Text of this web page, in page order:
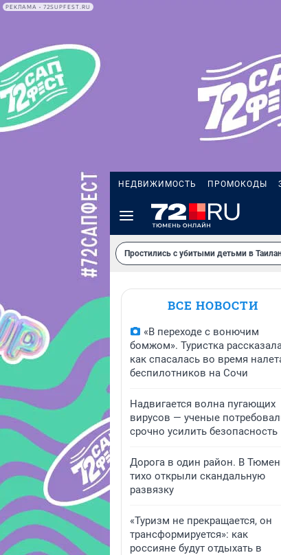
РЕКЛАМА • 72SUPFEST.RU
НЕДВИЖИМОСТЬ ПРОМОКОДЫ
Простились с убитыми детьми в
ВСЕ НОВОСТИ
«В переходе с вонючим
бомжом». Туристка
как спасалась во время
беспилотников на Сочи
Надвигается волна пугающих
вирусов — ученые
срочно усилить безопасность
Дорога в один район. В
тихо открыли скандальную
развязку
«Туризм не прекращается, он
трансформируется»: как
россияне будут отдыхать в